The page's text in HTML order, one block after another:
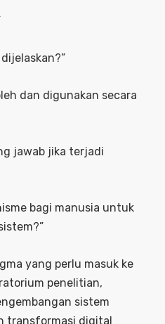
dan digunakan secara
jawab jika terjadi
bagi manusia untuk
yang perlu masuk ke
penelitian,
sistem
transformasi digital